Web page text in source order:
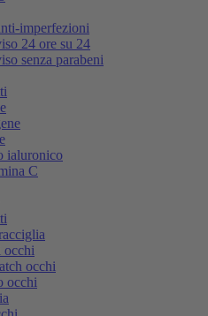
imperfezioni
24 ore su 24
senza parabeni
ialuronico
C
occhi
occhi
occhi